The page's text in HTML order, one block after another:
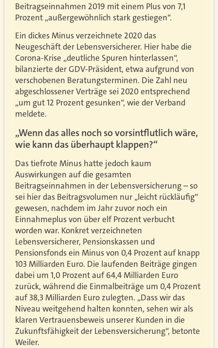
Beitragseinnahmen 2019 mit einem Plus von 7,1
Prozent „außergewöhnlich stark gestiegen“.
Ein dickes Minus verzeichnete 2020 das
Neugeschäft der Lebensversicherer. Hier habe die
Corona-Krise „deutliche Spuren hinterlassen“,
bilanzierte der GDV-Präsident, etwa aufgrund von
verschobenen Beratungsterminen. Die Zahl neu
abgeschlossener Verträge sei 2020 entsprechend
„um gut 12 Prozent gesunken“, wie der Verband
meldete.
„Wenn das alles noch so vorsintflutlich wäre,
wie kann das überhaupt klappen?“
Das tiefrote Minus hatte jedoch kaum
Auswirkungen auf die gesamten
Beitragseinnahmen in der Lebensversicherung – so
sei hier das Beitragsvolumen nur „leicht rückläufig“
gewesen, nachdem im Jahr zuvor noch ein
Einnahmeplus von über elf Prozent verbucht
worden war. Konkret verzeichneten
Lebensversicherer, Pensionskassen und
Pensionsfonds ein Minus von 0,4 Prozent auf knapp
103 Milliarden Euro. Die laufenden Beiträge gingen
dabei um 1,0 Prozent auf 64,4 Milliarden Euro
zurück, während die Einmalbeiträge um 0,4 Prozent
auf 38,3 Milliarden Euro zulegten. „Dass wir das
Niveau weitgehend halten konnten, sehen wir als
klaren Vertrauensbeweis unserer Kunden in die
Zukunftsfähigkeit der Lebensversicherung“, betonte
Weiler.